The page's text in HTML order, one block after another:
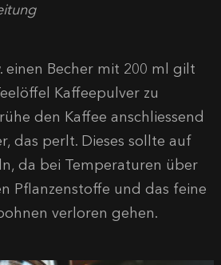
einen Becher mit 200 ml gilt
Kaffeepulver zu
den Kaffee anschliessend
das perlt. Dieses sollte auf
da bei Temperaturen über
Pflanzenstoffe und das feine
verloren gehen.